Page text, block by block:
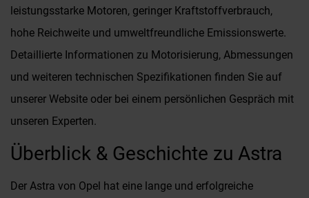
leistungsstarke Motoren, geringer Kraftstoffverbrauch,
hohe Reichweite und umweltfreundliche Emissionswerte.
Detaillierte Informationen zu Motorisierung, Abmessungen
und weiteren technischen Spezifikationen finden Sie auf
unserer Website oder bei einem persönlichen Gespräch mit
unseren Experten.
Überblick & Geschichte zu Astra
Der Astra von Opel hat eine lange und erfolgreiche